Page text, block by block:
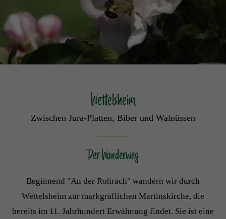
Wettelsheim
Zwischen Jura-Platten, Biber und Walnüssen
Der Wanderweg
Beginnend "An der Rohrach" wandern wir durch
Wettelsheim zur markgräflichen Martinskirche, die
bereits im 11. Jahrhundert Erwähnung findet. Sie ist eine